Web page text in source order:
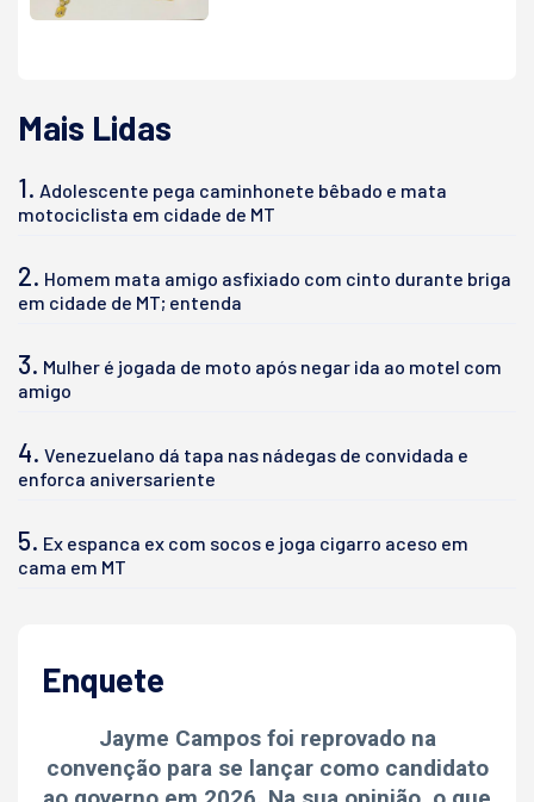
Mais Lidas
1. Adolescente pega caminhonete bêbado e mata
motociclista em cidade de MT
2. Homem mata amigo asfixiado com cinto durante briga
em cidade de MT; entenda
3. Mulher é jogada de moto após negar ida ao motel com
amigo
4. Venezuelano dá tapa nas nádegas de convidada e
enforca aniversariente
5. Ex espanca ex com socos e joga cigarro aceso em
cama em MT
Enquete
Jayme Campos foi reprovado na
convenção para se lançar como candidato